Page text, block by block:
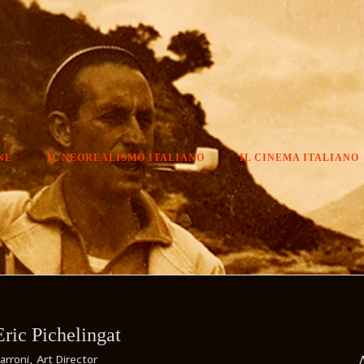
IL NEOREALISMO ITALIANO IL CINEMA ITALIANO
Pichelingat
Art Director